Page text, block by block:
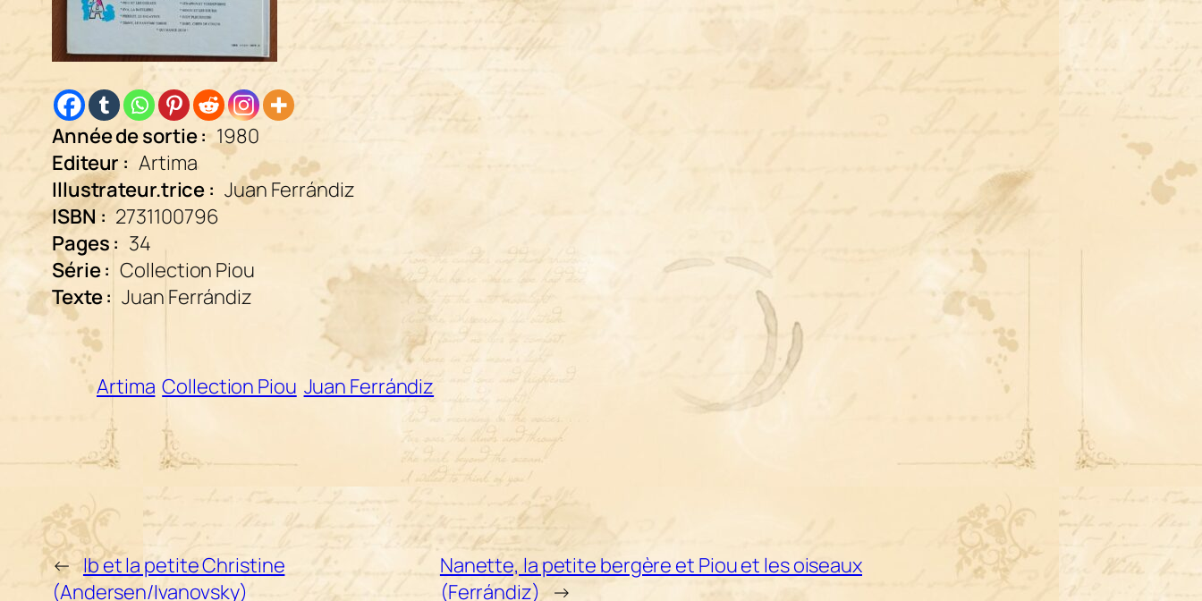
Année de sortie : 1980
Editeur : Artima
Illustrateur.trice : Juan Ferrándiz
ISBN : 2731100796
Pages : 34
Série : Collection Piou
Texte : Juan Ferrándiz
Artima Collection Piou Juan Ferrándiz
← Ib et la petite Christine
(Andersen/Ivanovsky)
Nanette, la petite bergère et Piou et les oiseaux
(Ferrándiz) →